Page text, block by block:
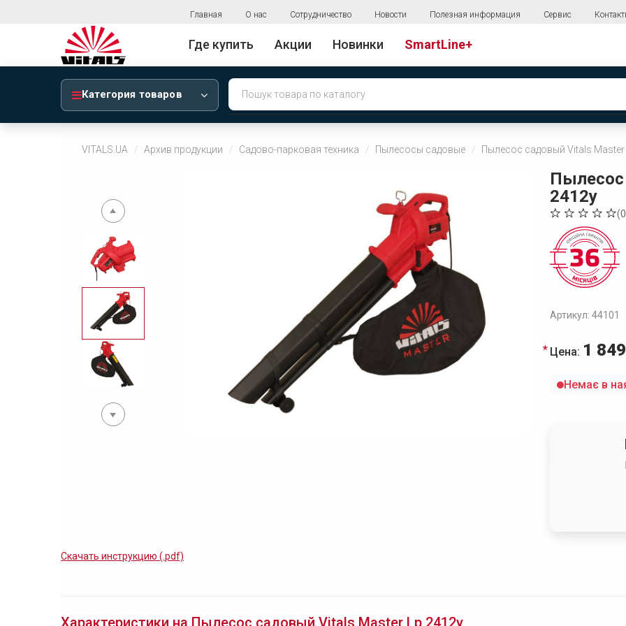
Главная О нас Сотрудничество Новости Полезная информация Сервис
Где купить Акции Новинки SmartLine+
Категория товаров
VITALS.UA Архив продукции Садово-парковая техника Пылесосы садовые Пылесос садовый Vitals Master
2412y
(0
Артикул: 44101
Цена: 1 849
Немає в
Скачать инструкцию (.pdf)
Характеристики на Пылесос садовый Vitals Master Lp 2412y